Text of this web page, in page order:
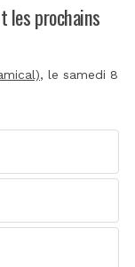
les prochains
, le samedi 8